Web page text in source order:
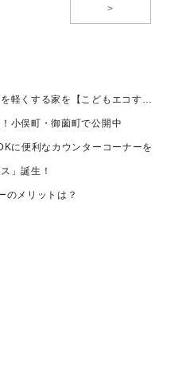
>
家を【こどもエコすまい支援事業】
小俣町・御薗町で公開中
に便利なカウンターコーナーを
」誕生！
のメリットは？